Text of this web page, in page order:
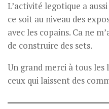
L’activité legotique a
ce soit au niveau des
avec les copains. Ca ne
de construire des sets.
Un grand merci à tous
ceux qui laissent des